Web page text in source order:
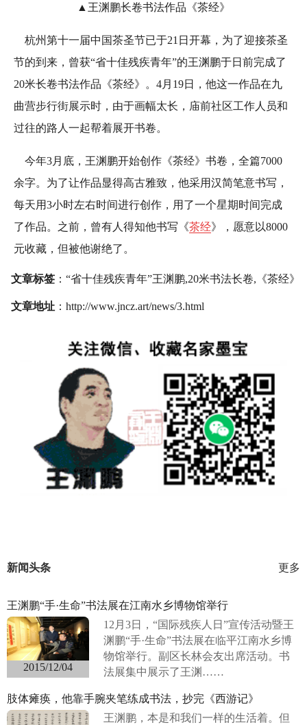
▲王渊鹏长卷书法作品《茶经》
杭州第十一届中国茶圣节已于21日开幕，为了迎接茶圣
节的到来，曾获“省十佳残疾青年”的王渊鹏于日前完成了
20米长卷书法作品《茶经》。4月19日，他这一作品在九
曲营步行街展示时，由于画幅太长，庙前社区工作人员和
过往的路人一起帮着展开书卷。
今年3月底，王渊鹏开始创作《茶经》书卷，全篇7000
余字。为了让作品显得高古雅致，他采用汉简笔意书写，
每天用3小时左右时间进行创作，用了一个星期时间完成
了作品。之前，曾有人得知他书写《茶经》，愿意以8000
元收藏，但被他谢绝了。
文章标签 ：“省十佳残疾青年”王渊鹏,20米书法长卷,《茶经》
文章地址 ：http://www.jncz.art/news/3.html
更多
新闻头条
王渊鹏“手·生命”书法展在江南水乡博物馆举行
2015/12/04
12月3日，“国际残疾人日”宣传活动暨王
渊鹏“手·生命”书法展在临平江南水乡博
物馆举行。副区长林会友出席活动。书
法展集中展示了王渊……
肢体瘫痪，他靠手腕夹笔练成书法，抄完《西游记》
王渊鹏，本是和我们一样的生活着。但